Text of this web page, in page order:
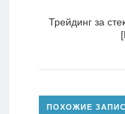
Трейдинг за
ПОХОЖИЕ